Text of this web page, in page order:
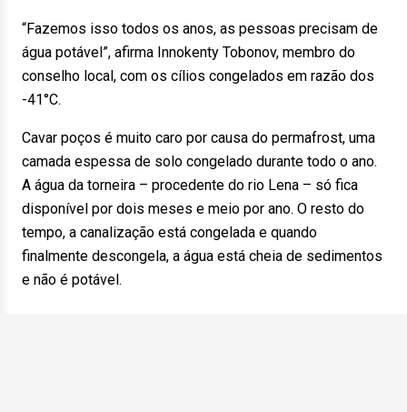
“Fazemos isso todos os anos, as pessoas precisam de
água potável”, afirma Innokenty Tobonov, membro do
conselho local, com os cílios congelados em razão dos
-41°C.
Cavar poços é muito caro por causa do permafrost, uma
camada espessa de solo congelado durante todo o ano.
A água da torneira – procedente do rio Lena – só fica
disponível por dois meses e meio por ano. O resto do
tempo, a canalização está congelada e quando
finalmente descongela, a água está cheia de sedimentos
e não é potável.